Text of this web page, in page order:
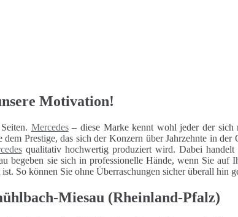
Motivation!
Mercedes– diese Marke kennt wohl jeder der sich
Prestige, das sich der Konzern über Jahrzehnte in der
qualitativ hochwertig produziert wird. Dabei handelt
begeben sie sich in professionelle Hände, wenn Sie auf
So können Sie ohne Überraschungen sicher überall hin
Miesau (Rheinland-Pfalz)